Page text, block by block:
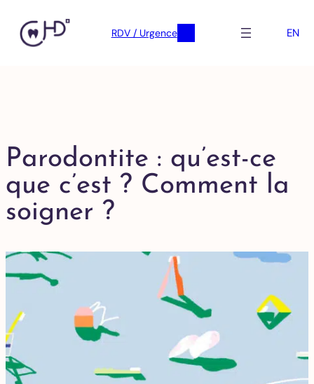
RDV / Urgence EN
Parodontite : qu’est-ce
que c’est ? Comment la
soigner ?